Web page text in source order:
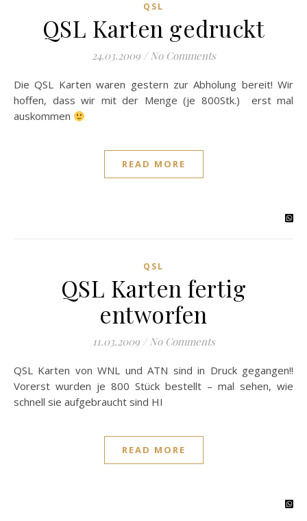
QSL
QSL Karten gedruckt
24.03.2009 / No Comments
Die QSL Karten waren gestern zur Abholung bereit! Wir
hoffen, dass wir mit der Menge (je 800Stk.) erst mal
auskommen
READ MORE
QSL
QSL Karten fertig
entworfen
11.03.2009 / No Comments
QSL Karten von WNL und ATN sind in Druck gegangen!!
Vorerst wurden je 800 Stück bestellt – mal sehen, wie
schnell sie aufgebraucht sind HI
READ MORE